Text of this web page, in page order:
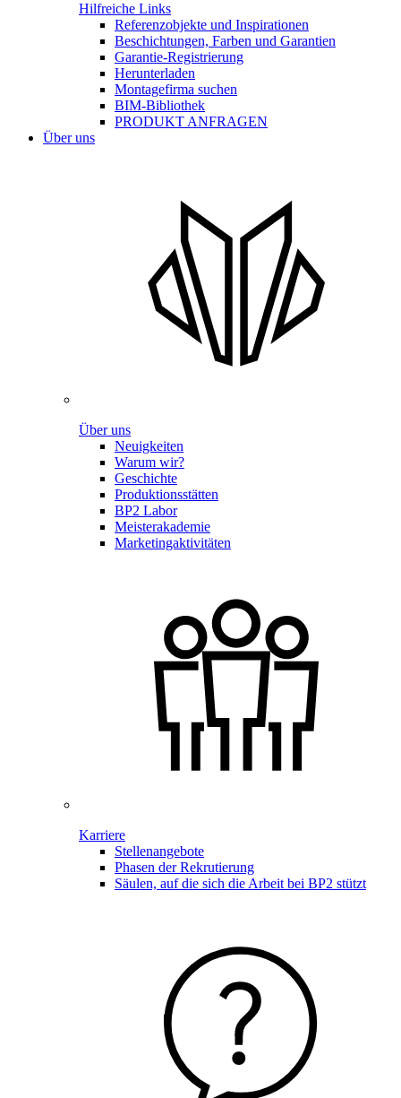
Hilfreiche Links
Referenzobjekte und Inspirationen
Beschichtungen, Farben und Garantien
Garantie-Registrierung
Herunterladen
Montagefirma suchen
BIM-Bibliothek
PRODUKT ANFRAGEN
Über uns
Über uns
Neuigkeiten
Warum wir?
Geschichte
Produktionsstätten
BP2 Labor
Meisterakademie
Marketingaktivitäten
Karriere
Stellenangebote
Phasen der Rekrutierung
Säulen, auf die sich die Arbeit bei BP2 stützt